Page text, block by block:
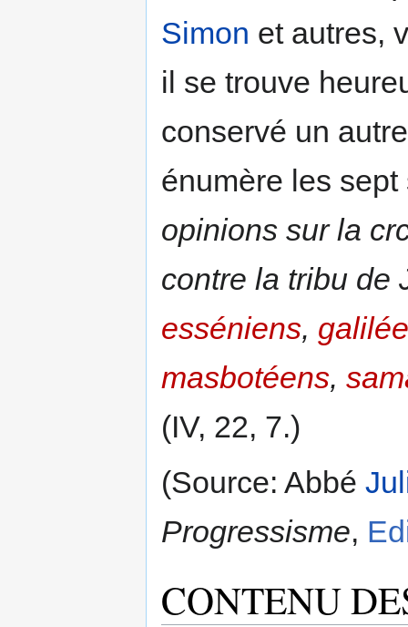
Simon et autres,
il se trouve
conservé un
énumère les
opinions sur la
contre la tribu de
esséniens,
masbotéens,
(IV, 22, 7.)
(Source: Abbé
Progressisme,
CONTENU